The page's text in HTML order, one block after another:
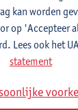
1:
SEM
kan worden
op 'Accepteer
Lees ook het
statement